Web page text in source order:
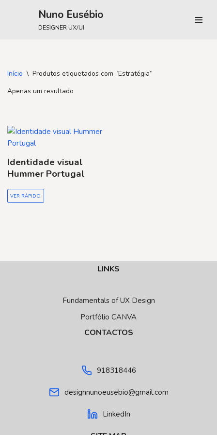
Nuno Eusébio
DESIGNER UX/UI
Início \ Produtos etiquetados com “Estratégia”
Apenas um resultado
Identidade visual
Hummer Portugal
VER RÁPIDO
LINKS
Fundamentals of UX Design
Portfólio CANVA
CONTACTOS
918318446
designnunoeusebio@gmail.com
LinkedIn